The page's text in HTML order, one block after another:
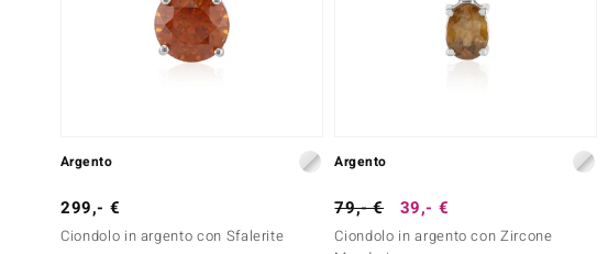
Argento
299,- €
Ciondolo in argento con Sfalerite
Argento
79,- € 39,- €
Ciondolo in argento con Zircone